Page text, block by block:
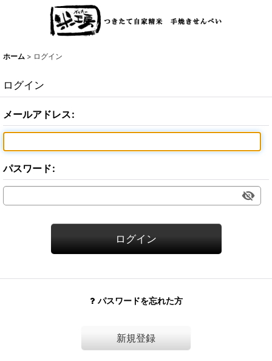
ホーム > ログイン
ログイン
メールアドレス:
パスワード:
ログイン
パスワードを忘れた方
新規登録